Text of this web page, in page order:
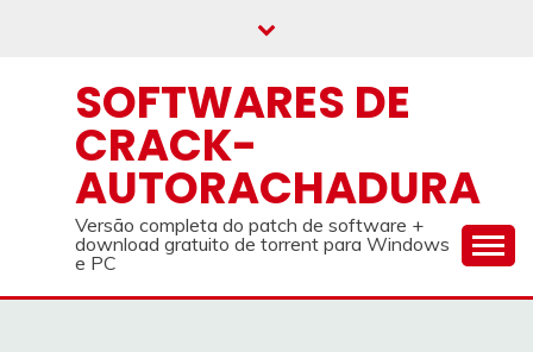
SOFTWARES DE
CRACK-
AUTORACHADURA
Versão completa do patch de software +
download gratuito de torrent para Windows
e PC